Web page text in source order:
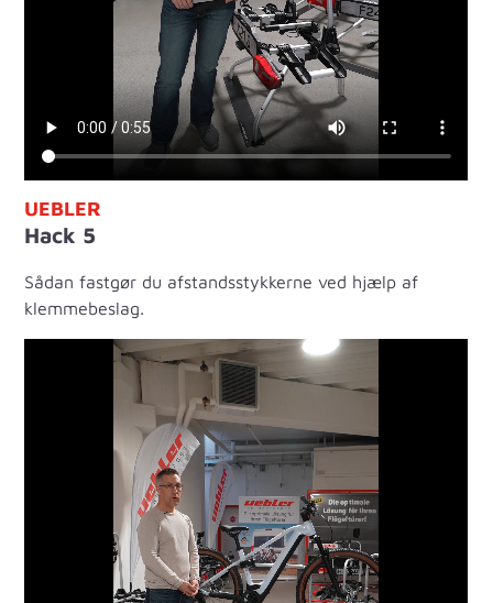
UEBLER
Hack 5
Sådan fastgør du afstandsstykkerne ved hjælp af
klemmebeslag.